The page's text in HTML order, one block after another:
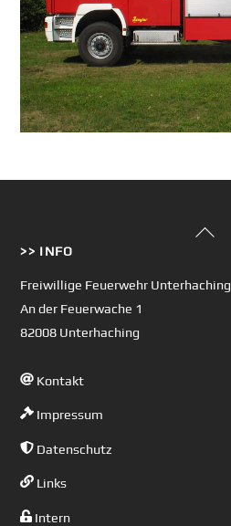
Back
>> INFO
Freiwillige Feuerwehr Unterhaching
An der Feuerwache 1
82008 Unterhaching
Kontakt
Impressum
Datenschutz
Links
Intern